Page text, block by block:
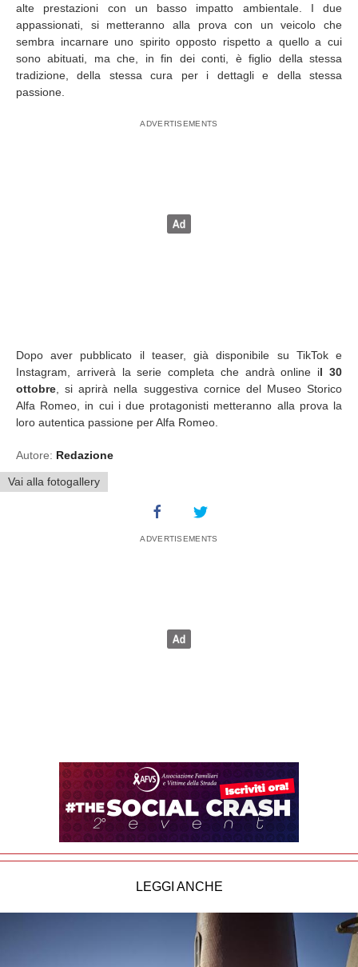
alte prestazioni con un basso impatto ambientale. I due
appassionati, si metteranno alla prova con un veicolo che
sembra incarnare uno spirito opposto rispetto a quello a cui
sono abituati, ma che, in fin dei conti, è figlio della stessa
tradizione, della stessa cura per i dettagli e della stessa
passione.
Dopo aver pubblicato il teaser, già disponibile su TikTok e
Instagram, arriverà la serie completa che andrà online il 30
ottobre , si aprirà nella suggestiva cornice del Museo Storico
Alfa Romeo, in cui i due protagonisti metteranno alla prova la
loro autentica passione per Alfa Romeo.
Autore: Redazione
Vai alla fotogallery
LEGGI ANCHE